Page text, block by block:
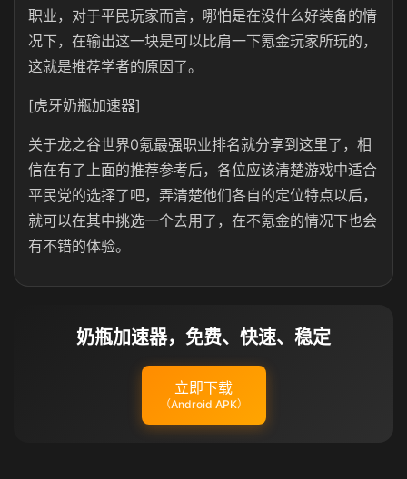
职业，对于平民玩家而言，哪怕是在没什么好装备的情
况下，在输出这一块是可以比肩一下氪金玩家所玩的，
这就是推荐学者的原因了。
[虎牙奶瓶加速器]
关于龙之谷世界0氪最强职业排名就分享到这里了，相
信在有了上面的推荐参考后，各位应该清楚游戏中适合
平民党的选择了吧，弄清楚他们各自的定位特点以后，
就可以在其中挑选一个去用了，在不氪金的情况下也会
有不错的体验。
奶瓶加速器，免费、快速、稳定
立即下载
（Android APK）